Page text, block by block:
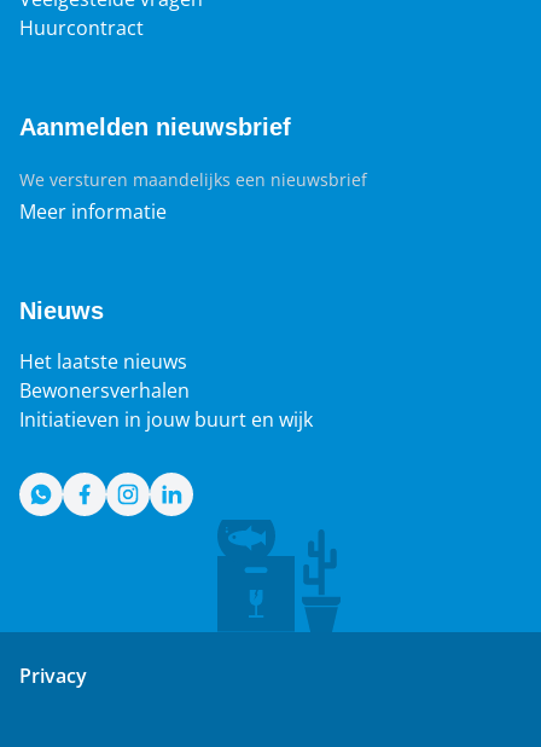
Huurcontract
Aanmelden nieuwsbrief
We versturen maandelijks een nieuwsbrief
Meer informatie
Nieuws
Het laatste nieuws
Bewonersverhalen
Initiatieven in jouw buurt en wijk
WhatsApp
Facebook
Instagram
LinkedIn
Privacy